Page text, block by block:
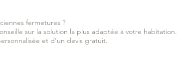
fermetures ?
sur la solution la plus adaptée à votre habitation.
et d’un devis gratuit.